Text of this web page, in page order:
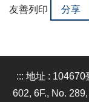
友善列印
分享
::: 地址 : 104670
602, 6F., No.